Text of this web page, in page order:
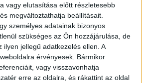
vagy elutasítása előtt részletesebb
megváltoztathatja beállításait.
személyes adatainak bizonyos
szükséges az Ön hozzájárulása, de
ilyen jellegű adatkezelés ellen. A
érvényesek. Bármikor
vagy visszavonhatja
erre az oldalra, és rákattint az oldal